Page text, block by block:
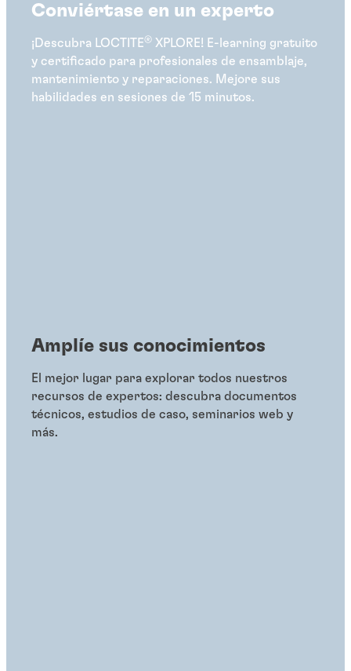
Conviértase en un experto
¡Descubra LOCTITE® XPLORE! E-learning gratuito
y certificado para profesionales de ensamblaje,
mantenimiento y reparaciones. Mejore sus
habilidades en sesiones de 15 minutos.
Amplíe sus conocimientos
El mejor lugar para explorar todos nuestros
recursos de expertos: descubra documentos
técnicos, estudios de caso, seminarios web y
más.